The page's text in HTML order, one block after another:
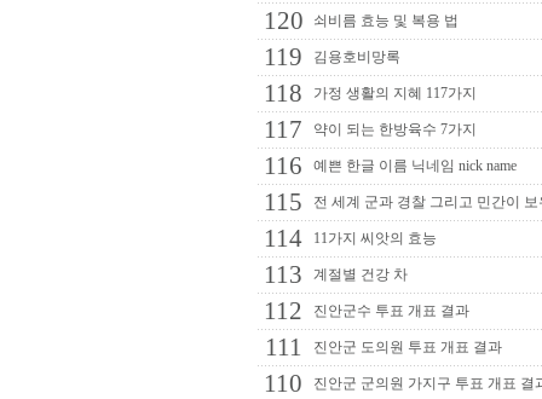
120 쇠비름 효능 및 복용 법
119 김용호비망록
118 가정 생활의 지혜 117가지
117 약이 되는 한방육수 7가지
116 예쁜 한글 이름 닉네임 nick name
115 전 세계 군과 경찰 그리고 민간이
114 11가지 씨앗의 효능
113 계절별 건강 차
112 진안군수 투표 개표 결과
111 진안군 도의원 투표 개표 결과
110 진안군 군의원 가지구 투표 개표 결